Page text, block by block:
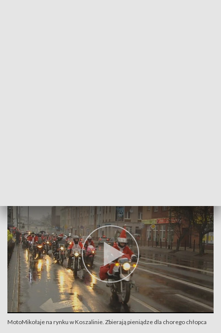
MotoMikołaje na rynku w Koszalinie. Zbierają pieniądze dla chorego chłopca